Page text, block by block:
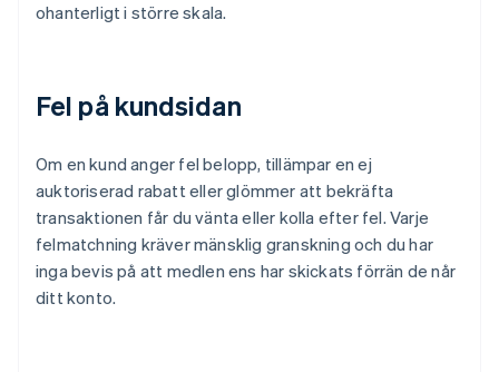
ohanterligt i större skala.
Fel på kundsidan
Om en kund anger fel belopp, tillämpar en ej
auktoriserad rabatt eller glömmer att bekräfta
transaktionen får du vänta eller kolla efter fel. Varje
felmatchning kräver mänsklig granskning och du har
inga bevis på att medlen ens har skickats förrän de når
ditt konto.